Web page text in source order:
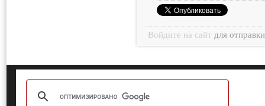
Войдите на сайт для